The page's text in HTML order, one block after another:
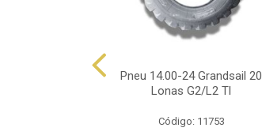
Pneu 14.00-24 Grandsail 20
Lonas G2/L2 Tl
Código: 11753